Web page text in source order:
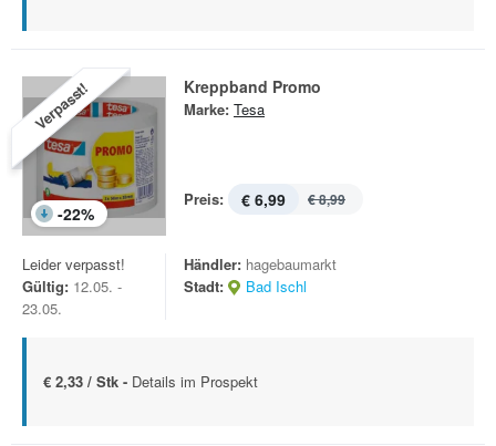
Verpasst!
-22%
Kreppband Promo
Marke: Tesa
Preis: € 6,99 € 8,99
Leider verpasst!
Gültig: 12.05. -
23.05.
Händler: hagebaumarkt
Stadt:
Bad Ischl
€ 2,33 / Stk - Details im Prospekt